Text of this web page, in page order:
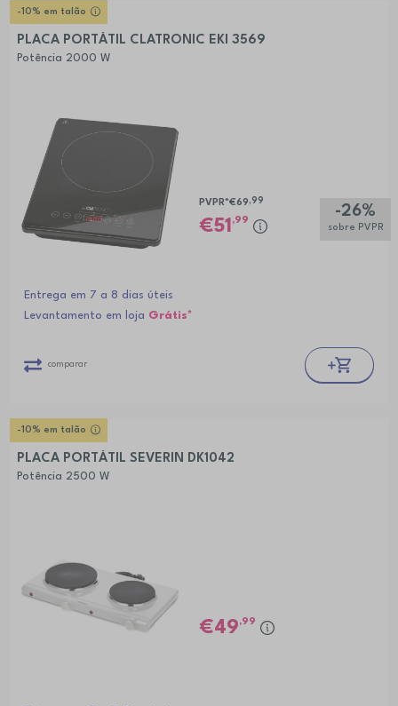
-10% em talão
PLACA PORTÁTIL CLATRONIC EKI 3569
Potência 2000 W
-26%
sobre PVPR
PVPR*€69 ,99
51 ,99
Entrega em 7 a 8 dias úteis
Levantamento em loja Grátis*
comparar
-10% em talão
PLACA PORTÁTIL SEVERIN DK1042
Potência 2500 W
49,99